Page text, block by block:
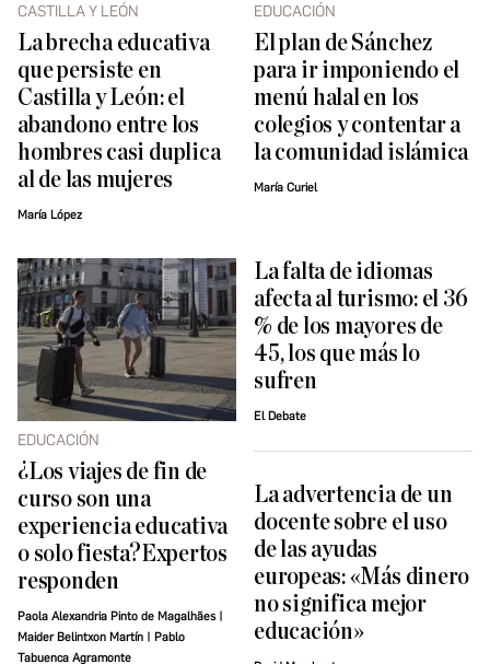
CASTILLA Y LEÓN
La brecha educativa
que persiste en
Castilla y León: el
abandono entre los
hombres casi duplica
al de las mujeres
María López
EDUCACIÓN
El plan de Sánchez
para ir imponiendo el
menú halal en los
colegios y contentar a
la comunidad islámica
María Curiel
EDUCACIÓN
¿Los viajes de fin de
curso son una
experiencia educativa
o solo fiesta?Expertos
responden
Paola Alexandria Pinto de Magalhães |
Maider Belintxon Martín | Pablo
Tabuenca Agramonte
La falta de idiomas
afecta al turismo: el 36
% de los mayores de
45, los que más lo
sufren
El Debate
La advertencia de un
docente sobre el uso
de las ayudas
europeas: «Más dinero
no significa mejor
educación»